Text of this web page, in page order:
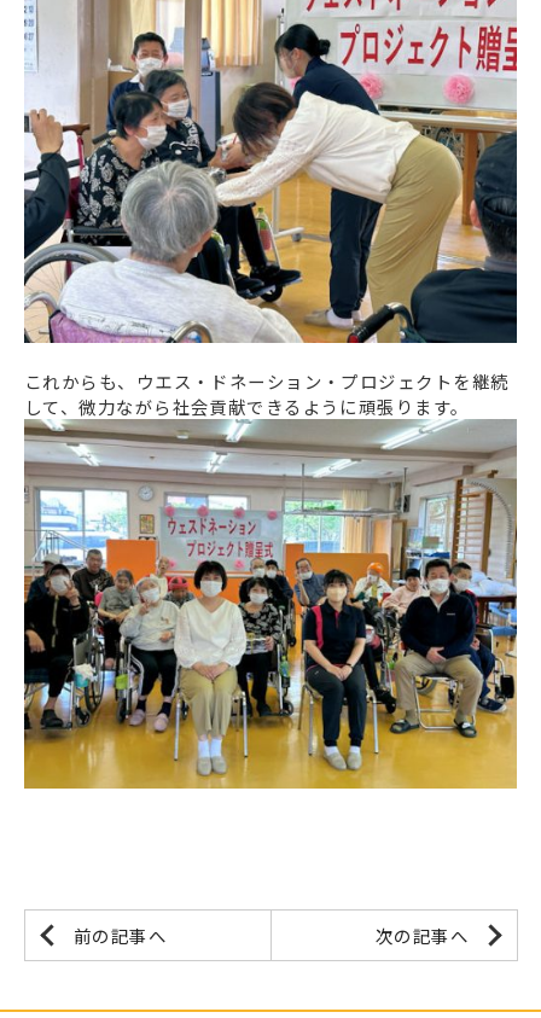
これからも、ウエス・ドネーション・プロジェクトを継続
して、微力ながら社会貢献できるように頑張ります。
前の記事へ 次の記事へ